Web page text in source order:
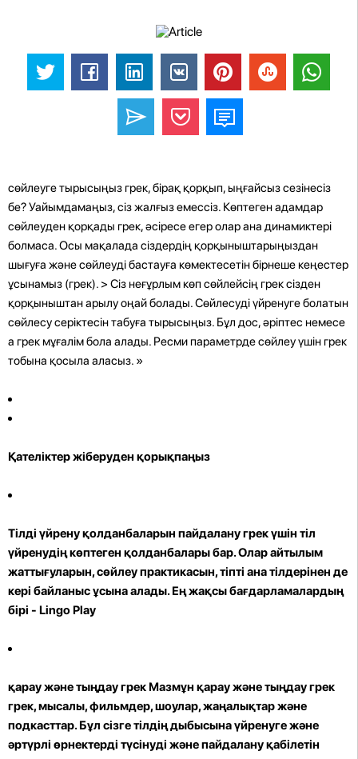
сөйлеуге тырысыңыз грек, бірақ қорқып, ыңғайсыз сезінесіз
бе? Уайымдамаңыз, сіз жалғыз емессіз. Көптеген адамдар
сөйлеуден қорқады грек, әсіресе егер олар ана динамиктері
болмаса. Осы мақалада сіздердің қорқыныштарыңыздан
шығуға және сөйлеуді бастауға көмектесетін бірнеше кеңестер
ұсынамыз (грек). > Сіз неғұрлым көп сөйлейсің грек сізден
қорқыныштан арылу оңай болады. Сөйлесуді үйренуге болатын
сөйлесу серіктесін табуға тырысыңыз. Бұл дос, әріптес немесе
a грек мұғалім бола алады. Ресми параметрде сөйлеу үшін грек
тобына қосыла аласыз. »
Қателіктер жіберуден қорықпаңыз
Тілді үйрену қолданбаларын пайдаланугрек үшін тіл
үйренудің көптеген қолданбалары бар. Олар айтылым
жаттығуларын, сөйлеу практикасын, тіпті ана тілдерінен де
кері байланыс ұсына алады. Ең жақсы бағдарламалардың
бірі - Lingo Play
қарау және тыңдау грек Мазмұн қарау және тыңдау грек
грек, мысалы, фильмдер, шоулар, жаңалықтар және
подкасттар. Бұл сізге тілдің дыбысына үйренуге және
әртүрлі өрнектерді түсінуді және пайдалану қабілетін